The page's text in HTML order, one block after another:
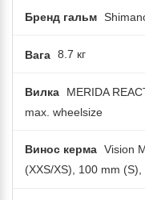
Бренд гальм
Вага 8.7 кг
Вилка
MERIDA
max. wheelsize
Винос керма Vision
(XXS/XS), 100 mm